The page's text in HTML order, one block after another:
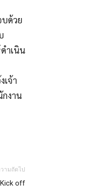
ด้วย
ำเนิน
จ้า
งาน
ามถัดไป
off